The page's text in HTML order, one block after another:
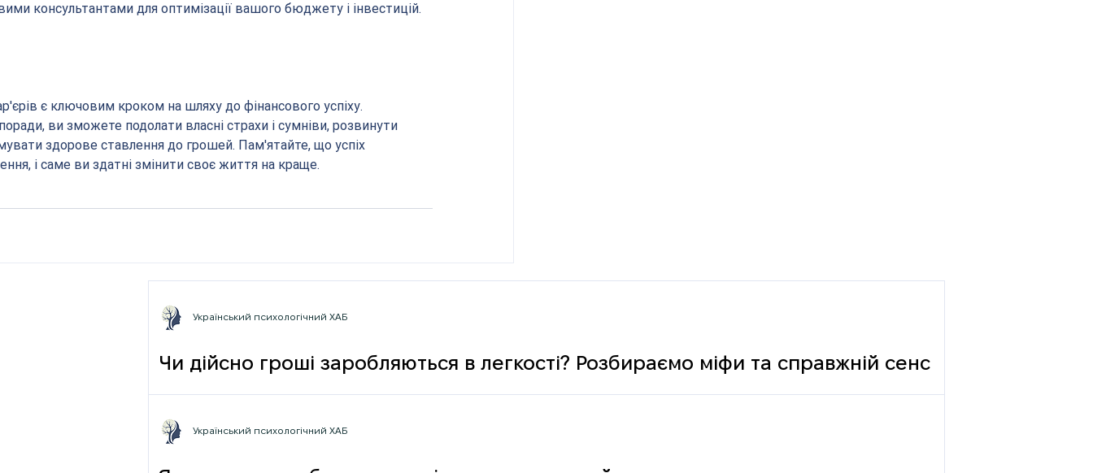
консультантами для оптимізації вашого бюджету і інвестицій.
є ключовим кроком на шляху до фінансового успіху.
ви зможете подолати власні страхи і сумніви, розвинути
здорове ставлення до грошей. Пам'ятайте, що успіх
і саме ви здатні змінити своє життя на краще.
Чи дійсно гроші заробляються в легкості? Розбираємо міфи та справжній сенс
фрази
Український психологічний ХАБ
Український психологічний ХАБ